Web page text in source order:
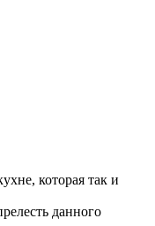
которая так и
данного